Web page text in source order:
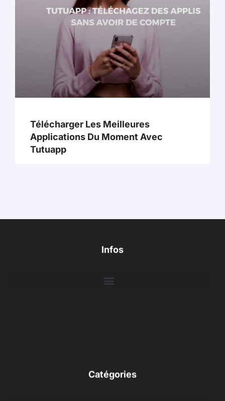
Télécharger Les Meilleures
Applications Du Moment Avec
Tutuapp
Infos
Catégories